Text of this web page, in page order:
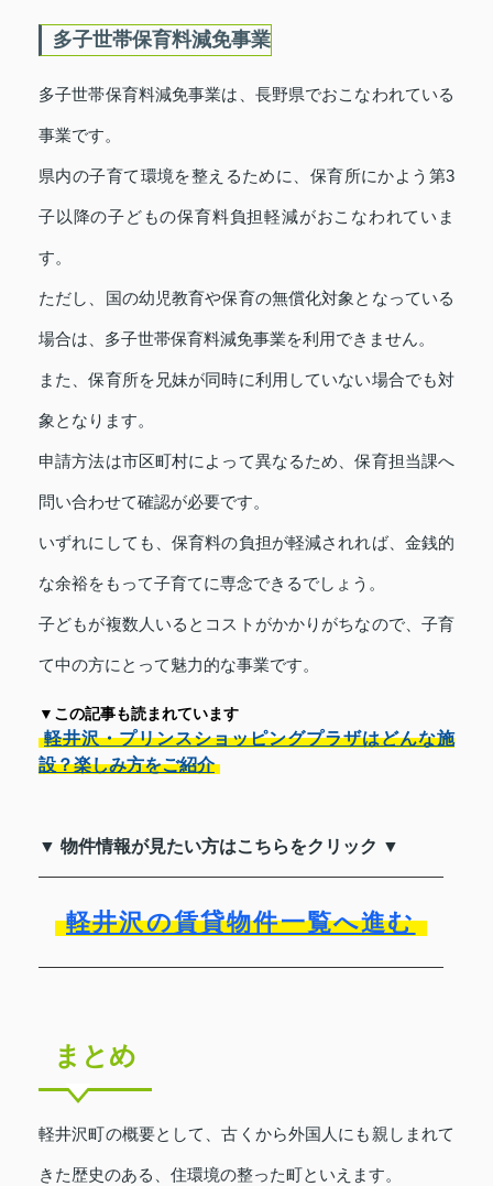
多子世帯保育料減免事業
多子世帯保育料減免事業は、長野県でおこなわれている
事業です。
県内の子育て環境を整えるために、保育所にかよう第3
子以降の子どもの保育料負担軽減がおこなわれていま
す。
ただし、国の幼児教育や保育の無償化対象となっている
場合は、多子世帯保育料減免事業を利用できません。
また、保育所を兄妹が同時に利用していない場合でも対
象となります。
申請方法は市区町村によって異なるため、保育担当課へ
問い合わせて確認が必要です。
いずれにしても、保育料の負担が軽減されれば、金銭的
な余裕をもって子育てに専念できるでしょう。
子どもが複数人いるとコストがかかりがちなので、子育
て中の方にとって魅力的な事業です。
▼この記事も読まれています
軽井沢・プリンスショッピングプラザはどんな施
設？楽しみ方をご紹介
▼ 物件情報が見たい方はこちらをクリック ▼
軽井沢の賃貸物件一覧へ進む
まとめ
軽井沢町の概要として、古くから外国人にも親しまれて
きた歴史のある、住環境の整った町といえます。